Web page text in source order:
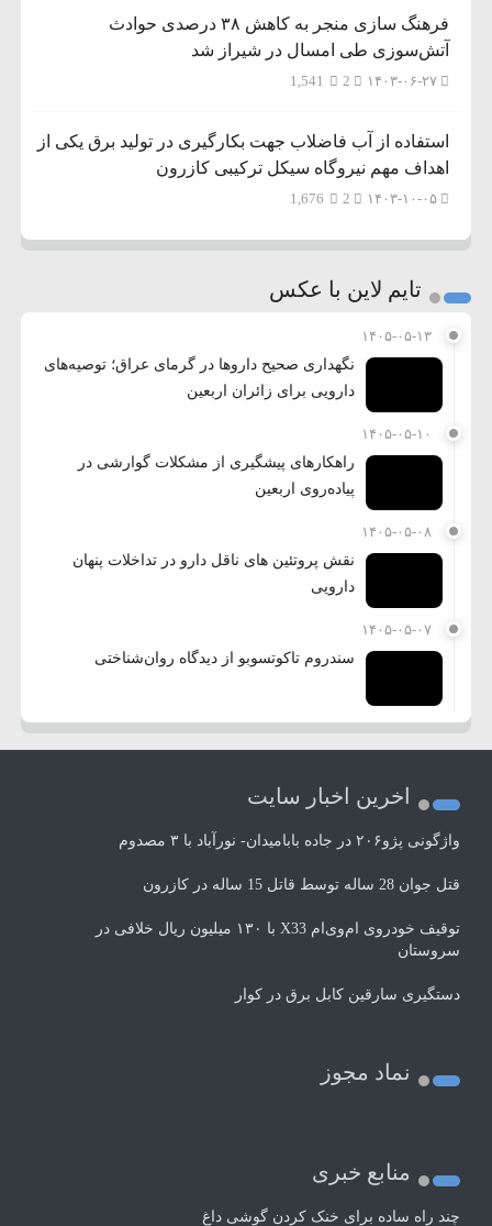
فرهنگ سازی منجر به کاهش ۳۸ درصدی حوادث
آتش‌سوزی طی امسال در شیراز شد
۱۴۰۳-۰۶-۲۷ 1,541
استفاده از آب فاضلاب جهت بکارگیری در تولید برق یکی از
اهداف مهم نیروگاه سیکل ترکیبی کازرون
۱۴۰۳-۱۰-۰۵ 1,676
تایم لاین با عکس
۱۴۰۵-۰۵-۱۳
نگهداری صحیح داروها در گرمای عراق؛ توصیه‌های
دارویی برای زائران اربعین
۱۴۰۵-۰۵-۱۰
راهکارهای پیشگیری از مشکلات گوارشی در
پیاده‌روی اربعین
۱۴۰۵-۰۵-۰۸
نقش پروتئین های ناقل دارو در تداخلات پنهان
دارویی
۱۴۰۵-۰۵-۰۷
سندروم تاکوتسوبو از دیدگاه روان‌شناختی
اخرین اخبار سایت
واژگونی پژو۲۰۶ در جاده بابامیدان- نورآباد با ۳ مصدوم
قتل جوان 28 ساله توسط قاتل 15 ساله در کازرون
توقیف خودروی ام‌وی‌ام X33 با ۱۳۰ میلیون ریال خلافی در
سروستان
دستگیری سارقین کابل برق در کوار
نماد مجوز
منابع خبری
چند راه‌ ساده برای خنک کردن گوشی داغ